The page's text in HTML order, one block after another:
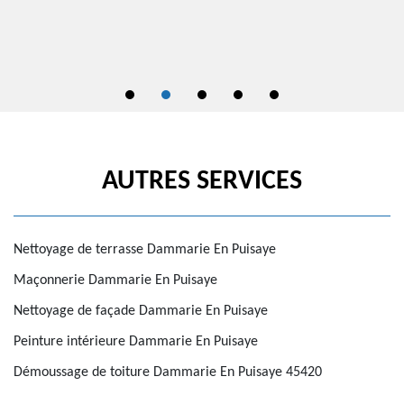
AUTRES SERVICES
Nettoyage de terrasse Dammarie En Puisaye
Maçonnerie Dammarie En Puisaye
Nettoyage de façade Dammarie En Puisaye
Peinture intérieure Dammarie En Puisaye
Démoussage de toiture Dammarie En Puisaye 45420